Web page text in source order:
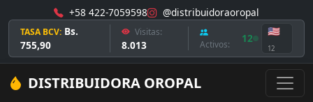
+58 422-7059598 @distribuidoraoropal
TASA BCV: Bs.
755,90
Visitas:
8.013 Activos: 12
🇺🇸
12
DISTRIBUIDORA OROPAL